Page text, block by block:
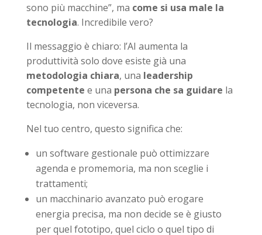
sono più macchine”, ma come si usa male la
tecnologia. Incredibile vero?
Il messaggio è chiaro: l’AI aumenta la
produttività solo dove esiste già una
metodologia chiara, una leadership
competente e una persona che sa guidare la
tecnologia, non viceversa.
Nel tuo centro, questo significa che:
un software gestionale può ottimizzare
agenda e promemoria, ma non sceglie i
trattamenti;
un macchinario avanzato può erogare
energia precisa, ma non decide se è giusto
per quel fototipo, quel ciclo o quel tipo di